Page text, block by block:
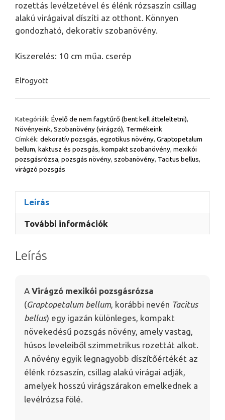
rozettás levélzetével és élénk rózsaszín csillag
alakú virágaival díszíti az otthont. Könnyen
gondozható, dekoratív szobanövény.
Kiszerelés: 10 cm műa. cserép
Elfogyott
Kategóriák: Évelő de nem fagytűrő (bent kell átteleltetni),
Növényeink, Szobanövény (virágzó), Termékeink
Címkék: dekoratív pozsgás, egzotikus növény, Graptopetalum
bellum, kaktusz és pozsgás, kompakt szobanövény, mexikói
pozsgásrózsa, pozsgás növény, szobanövény, Tacitus bellus,
virágzó pozsgás
Leírás
További információk
Leírás
A Virágzó mexikói pozsgásrózsa
(Graptopetalum bellum, korábbi nevén Tacitus
bellus) egy igazán különleges, kompakt
növekedésű pozsgás növény, amely vastag,
húsos leveleiből szimmetrikus rozettát alkot.
A növény egyik legnagyobb díszítőértékét az
élénk rózsaszín, csillag alakú virágai adják,
amelyek hosszú virágszárakon emelkednek a
levélrózsa fölé.